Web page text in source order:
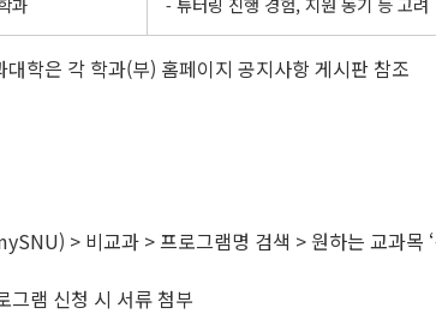
학은 각 학과(부) 홈페이지 공지사항 게시판 참조
> 비교과 > 프로그램명 검색 > 원하는 교과목 ‘
그램 신청 시 서류 첨부